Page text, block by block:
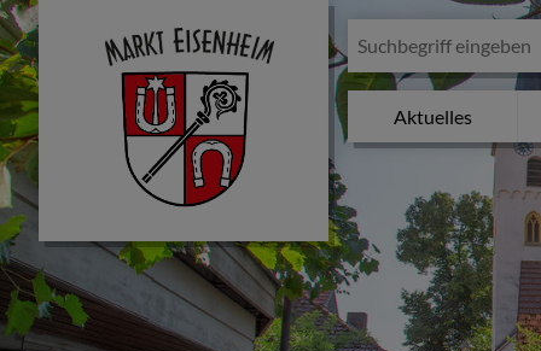
Aktuelles